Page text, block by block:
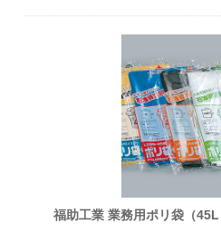
福助工業 業務用ポリ袋（